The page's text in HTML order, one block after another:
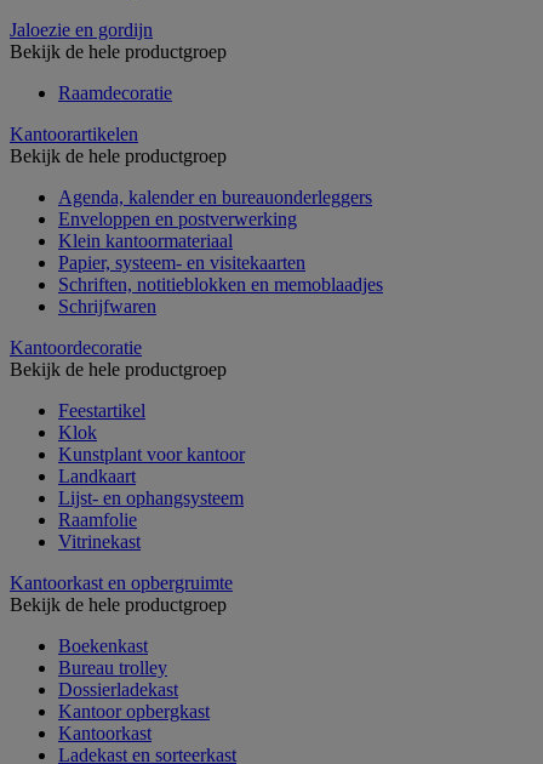
Jaloezie en gordijn
Bekijk de hele productgroep
Raamdecoratie
Kantoorartikelen
Bekijk de hele productgroep
Agenda, kalender en bureauonderleggers
Enveloppen en postverwerking
Klein kantoormateriaal
Papier, systeem- en visitekaarten
Schriften, notitieblokken en memoblaadjes
Schrijfwaren
Kantoordecoratie
Bekijk de hele productgroep
Feestartikel
Klok
Kunstplant voor kantoor
Landkaart
Lijst- en ophangsysteem
Raamfolie
Vitrinekast
Kantoorkast en opbergruimte
Bekijk de hele productgroep
Boekenkast
Bureau trolley
Dossierladekast
Kantoor opbergkast
Kantoorkast
Ladekast en sorteerkast